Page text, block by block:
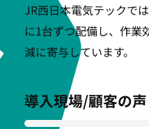
JR西日本電気テックで
に1台ずつ配備し、作業
減に寄与しています。
導入現場/顧客の声